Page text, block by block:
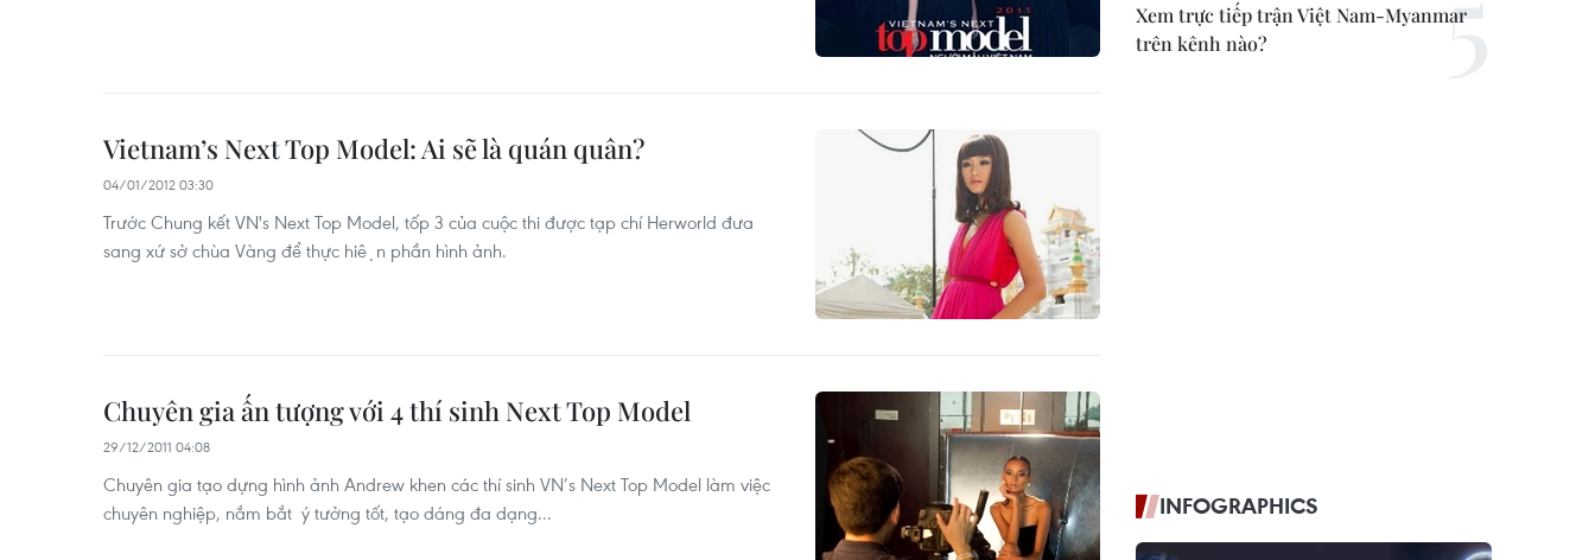
Vietnam’s Next Top Model: Ai sẽ là quán quân?
04/01/2012 03:30
Trước Chung kết VN's Next Top Model, tốp 3 của cuộc thi được tạp chí Herworld đưa
sang xứ sở chùa Vàng để thực hiện phần hình ảnh.
Chuyên gia ấn tượng với 4 thí sinh Next Top Model
29/12/2011 04:08
Chuyên gia tạo dựng hình ảnh Andrew khen các thí sinh VN’s Next Top Model làm việc
chuyên nghiệp, nắm bắt ý tưởng tốt, tạo dáng đa dạng...
Xem trực tiếp trận Việt Nam-Myanmar
trên kênh nào?
INFOGRAPHICS